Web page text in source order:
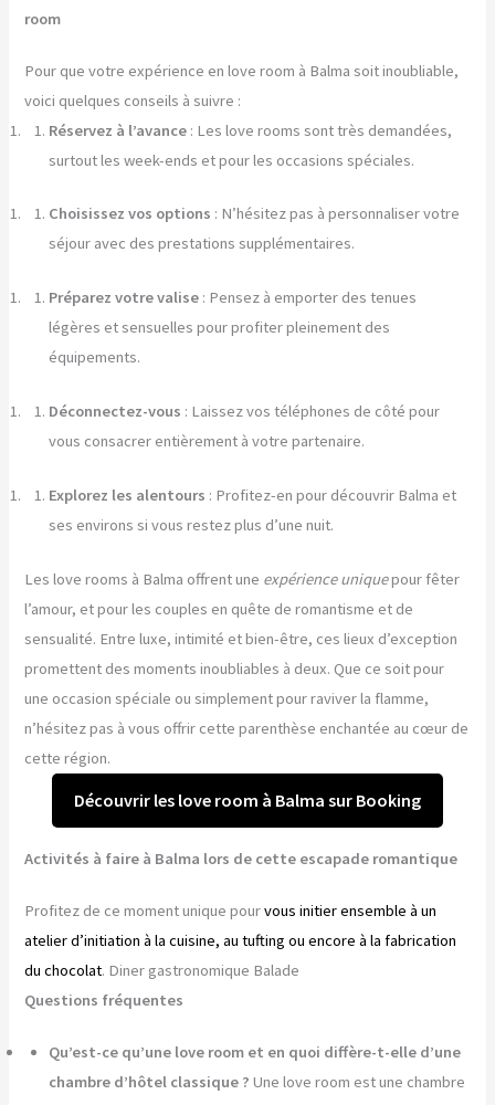
room
Pour que votre expérience en love room à Balma soit inoubliable,
voici quelques conseils à suivre :
Réservez à l’avance : Les love rooms sont très demandées,
surtout les week-ends et pour les occasions spéciales.
Choisissez vos options : N’hésitez pas à personnaliser votre
séjour avec des prestations supplémentaires.
Préparez votre valise : Pensez à emporter des tenues
légères et sensuelles pour profiter pleinement des
équipements.
Déconnectez-vous : Laissez vos téléphones de côté pour
vous consacrer entièrement à votre partenaire.
Explorez les alentours : Profitez-en pour découvrir Balma et
ses environs si vous restez plus d’une nuit.
Les love rooms à Balma offrent une expérience uniquepour fêter
l’amour, et pour les couples en quête de romantisme et de
sensualité. Entre luxe, intimité et bien-être, ces lieux d’exception
promettent des moments inoubliables à deux. Que ce soit pour
une occasion spéciale ou simplement pour raviver la flamme,
n’hésitez pas à vous offrir cette parenthèse enchantée au cœur de
cette région.
Découvrir les love room à Balma sur Booking
Activités à faire à Balma lors de cette escapade romantique
Profitez de ce moment unique pourvous initier ensemble à un
atelier d’initiation à la cuisine, au tufting ou encore à la fabrication
du chocolat. Diner gastronomique Balade
Questions fréquentes
Qu’est-ce qu’une love room et en quoi diffère-t-elle d’une
chambre d’hôtel classique ? Une love room est une chambre